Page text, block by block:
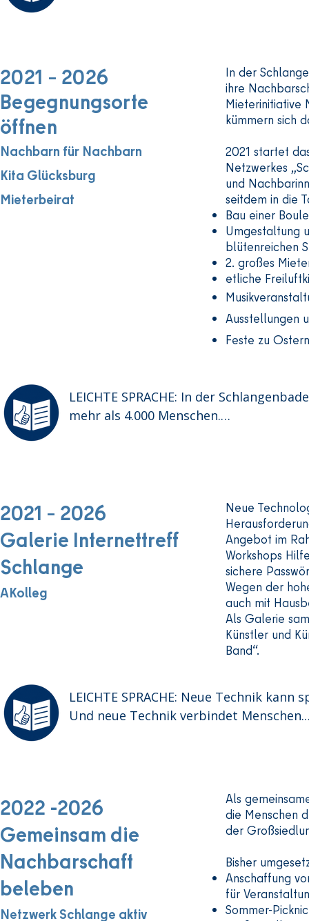
Sie möchten Menschen
Zum Beispiel:
junge und ältere Menschen
Darum organisieren sie jedes Jahr
12 Kultur-Veranstaltungen.
Theater-Workshops zum Mitmachen
Alle Veranstaltungen sind kostenlos.
2021 – 2026
Begegnungsorte
öffnen
Nachbarn für Nachbarn
Kita Glücksburg
Mieterbeirat
In der
ihre
Mieterinitiative
kümmern sich
2021 startet
Netzwerkes
und
seitdem in die
Bau einer
Umgestaltung
blütenreichen
2. großes
etliche
Ausstellungen
Feste zu
LEICHTE SPRACHE: In der
mehr als 4.000 Menschen.
Darum arbeiten verschiedene Gruppen
Zum Beispiel:
die Mieter-Initiative „Nachbarn für
Sie möchten mehr Orte für Begegnung
Im Jahr 2021 begann das Projekt
mit einem großen Mieter-Fest.
Menschen aus dem Netzwerk „Schlange
Nachbar*innen
Geschäfte
und öffentliche Einrichtungen
Bei dem Fest haben Menschen
2021 – 2026
Galerie Internettreff
Schlange
AKolleg
Neue
Angebot im
Workshops
sichere
Wegen der
auch mit
Als Galerie
Künstler und
Band“.
LEICHTE SPRACHE: Neue Technik kann
Und neue Technik verbindet Menschen.
Dort gibt es Beratung und Workshops.
Die Themen sind zum Beispiel:
Handys
Computer
Online-Banking
2022 -2026
Gemeinsam die
Nachbarschaft
beleben
Netzwerk Schlange aktiv
Als
die Menschen
der
Bisher
Anschaffung
für
Sommer-